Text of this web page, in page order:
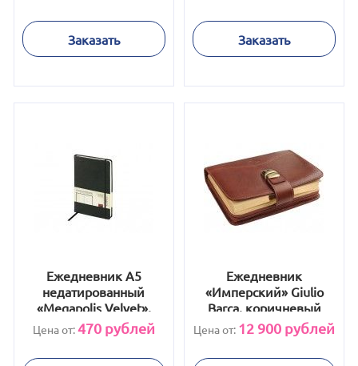
Заказать Заказать
Ежедневник А5
недатированный
«Megapolis Velvet»,
черный
Цена от:470рублей
Ежедневник
«Имперский» Giulio
Barсa, коричневый
Цена от: 12 900 рублей